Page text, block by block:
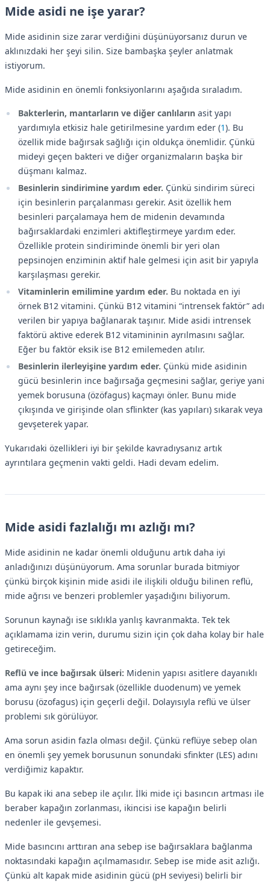
Mide asidi ne işe yarar?
Mide asidinin size zarar verdiğini düşünüyorsanız durun ve
aklınızdaki her şeyi silin. Size bambaşka şeyler anlatmak
istiyorum.
Mide asidinin en önemli fonksiyonlarını aşağıda sıraladım.
Bakterlerin, mantarların ve diğer canlıların asit yapı
yardımıyla etkisiz hale getirilmesine yardım eder (1). Bu
özellik mide bağırsak sağlığı için oldukça önemlidir. Çünkü
mideyi geçen bakteri ve diğer organizmaların başka bir
düşmanı kalmaz.
Besinlerin sindirimine yardım eder. Çünkü sindirim süreci
için besinlerin parçalanması gerekir. Asit özellik hem
besinleri parçalamaya hem de midenin devamında
bağırsaklardaki enzimleri aktifleştirmeye yardım eder.
Özellikle protein sindiriminde önemli bir yeri olan
pepsinojen enziminin aktif hale gelmesi için asit bir yapıyla
karşılaşması gerekir.
Vitaminlerin emilimine yardım eder. Bu noktada en iyi
örnek B12 vitamini. Çünkü B12 vitamini “intrensek faktör” adı
verilen bir yapıya bağlanarak taşınır. Mide asidi intrensek
faktörü aktive ederek B12 vitamininin ayrılmasını sağlar.
Eğer bu faktör eksik ise B12 emilemeden atılır.
Besinlerin ilerleyişine yardım eder. Çünkü mide asidinin
gücü besinlerin ince bağırsağa geçmesini sağlar, geriye yani
yemek borusuna (özöfagus) kaçmayı önler. Bunu mide
çıkışında ve girişinde olan sflinkter (kas yapıları) sıkarak veya
gevşeterek yapar.
Yukarıdaki özellikleri iyi bir şekilde kavradıysanız artık
ayrıntılara geçmenin vakti geldi. Hadi devam edelim.
Mide asidi fazlalığı mı azlığı mı?
Mide asidinin ne kadar önemli olduğunu artık daha iyi
anladığınızı düşünüyorum. Ama sorunlar burada bitmiyor
çünkü birçok kişinin mide asidi ile ilişkili olduğu bilinen reflü,
mide ağrısı ve benzeri problemler yaşadığını biliyorum.
Sorunun kaynağı ise sıklıkla yanlış kavranmakta. Tek tek
açıklamama izin verin, durumu sizin için çok daha kolay bir hale
getireceğim.
Reflü ve ince bağırsak ülseri: Midenin yapısı asitlere dayanıklı
ama aynı şey ince bağırsak (özellikle duodenum) ve yemek
borusu (özofagus) için geçerli değil. Dolayısıyla reflü ve ülser
problemi sık görülüyor.
Ama sorun asidin fazla olması değil. Çünkü reflüye sebep olan
en önemli şey yemek borusunun sonundaki sfinkter (LES) adını
verdiğimiz kapaktır.
Bu kapak iki ana sebep ile açılır. İlki mide içi basıncın artması ile
beraber kapağın zorlanması, ikincisi ise kapağın belirli
nedenler ile gevşemesi.
Mide basıncını arttıran ana sebep ise bağırsaklara bağlanma
noktasındaki kapağın açılmamasıdır. Sebep ise mide asit azlığı.
Çünkü alt kapak mide asidinin gücü (pH seviyesi) belirli bir